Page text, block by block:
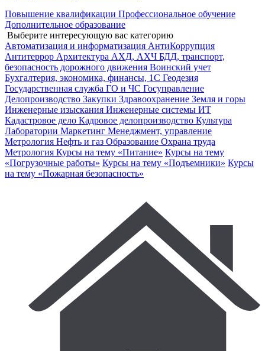
Повышение квалификации Профессиональное обучение
Дополнительное образование
Выберите интересующую вас категорию
Автоматизация и информатизация АнтиКоррупция
Антитеррор Архитектура АХД, АХЧ БДД, транспорт,
безопасность дорожного движения Воинский учет
Бухгалтерия, экономика, финансы, 1С Геодезия
Государственная служба ГО и ЧС Госуправление
Делопроизводство Закупки Здравоохранение Земля и горы
Инженерные изыскания Инженерные системы ИТ
Кадастровое дело Кадровое делопроизводство Культура
Лаборатории Маркетинг Менеджмент, управление
Метрология Нефть и газ Образование Охрана труда
Метрология Курсы на тему «Питание» Курсы на тему
«Погрузочные работы» Курсы на тему «Подъемники» Курсы
на тему «Пожарная безопасность»